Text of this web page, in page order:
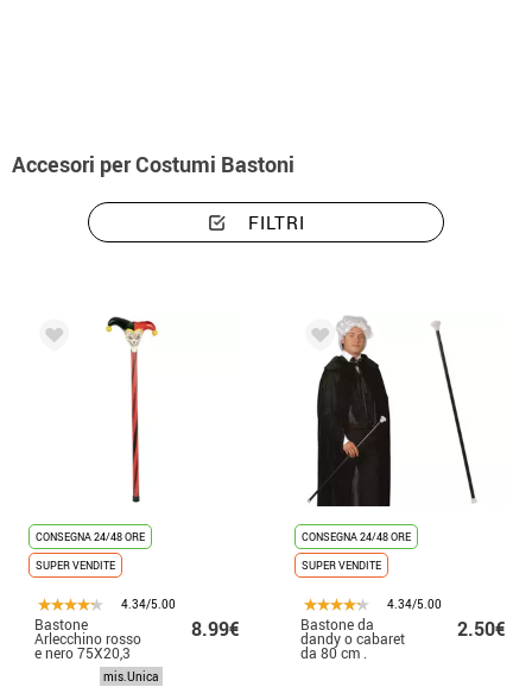
Accesori per Costumi Bastoni
FILTRI
CONSEGNA 24/48 ORE
SUPER VENDITE
4.34/5.00
Bastone
Arlecchino rosso
e nero 75X20,3
8.99€
mis.Unica
CONSEGNA 24/48 ORE
SUPER VENDITE
4.34/5.00
Bastone da
dandy o cabaret
da 80 cm .
2.50€